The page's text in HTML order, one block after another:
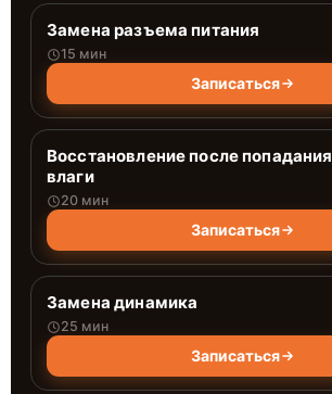
Замена разъема питания
15 мин
Записаться
Восстановление после попадания
влаги
20 мин
Записаться
Замена динамика
25 мин
Записаться